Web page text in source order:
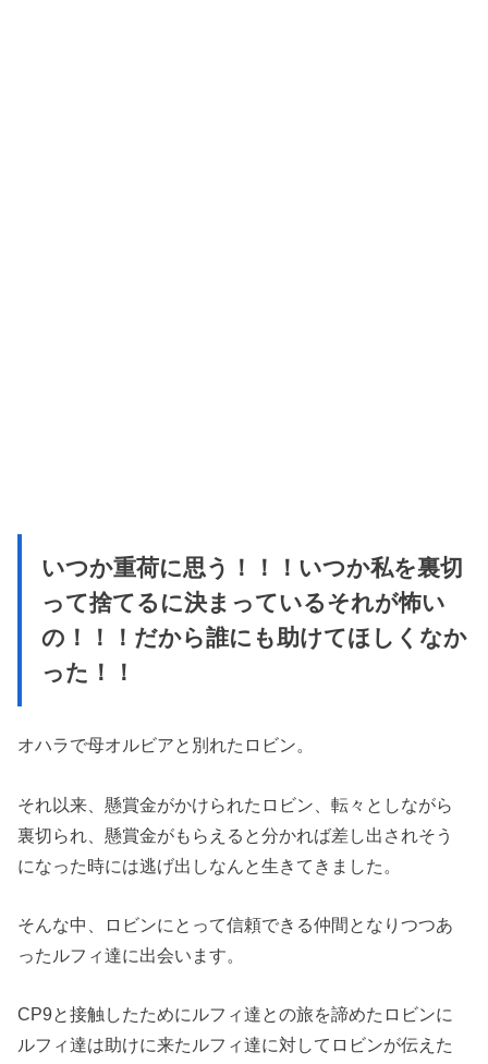
いつか重荷に思う！！！いつか私を裏切
って捨てるに決まっているそれが怖い
の！！！だから誰にも助けてほしくなか
った！！
オハラで母オルビアと別れたロビン。
それ以来、懸賞金がかけられたロビン、転々としながら
裏切られ、懸賞金がもらえると分かれば差し出されそう
になった時には逃げ出しなんと生きてきました。
そんな中、ロビンにとって信頼できる仲間となりつつあ
ったルフィ達に出会います。
CP9と接触したためにルフィ達との旅を諦めたロビンに
ルフィ達は助けに来たルフィ達に対してロビンが伝えた